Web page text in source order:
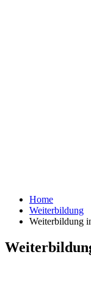
Home
Weiterbildung
Weiterbildung